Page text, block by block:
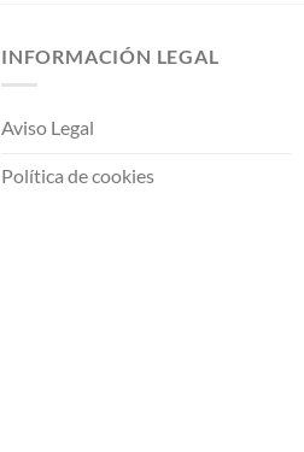
INFORMACIÓN LEGAL
Aviso Legal
Política de cookies